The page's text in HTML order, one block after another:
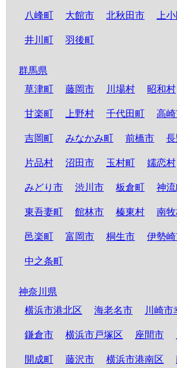
八峰町 大館市 北秋田市 上
井川町 羽後町
群馬県
草津町
藤岡市 川場村 昭和村
甘楽町 上野村 千代田町 高
吉岡町 みなかみ町 前橋市
片品村 沼田市 玉村町 嬬恋村
みどり市 渋川市 板倉町 神
東吾妻町 館林市 榛東村 南
邑楽町 富岡市 桐生市 伊勢
中之条町
神奈川県
横浜市港北区
海老名市 川崎市
鎌倉市 横浜市戸塚区 座間市
開成町 藤沢市 横浜市港南区